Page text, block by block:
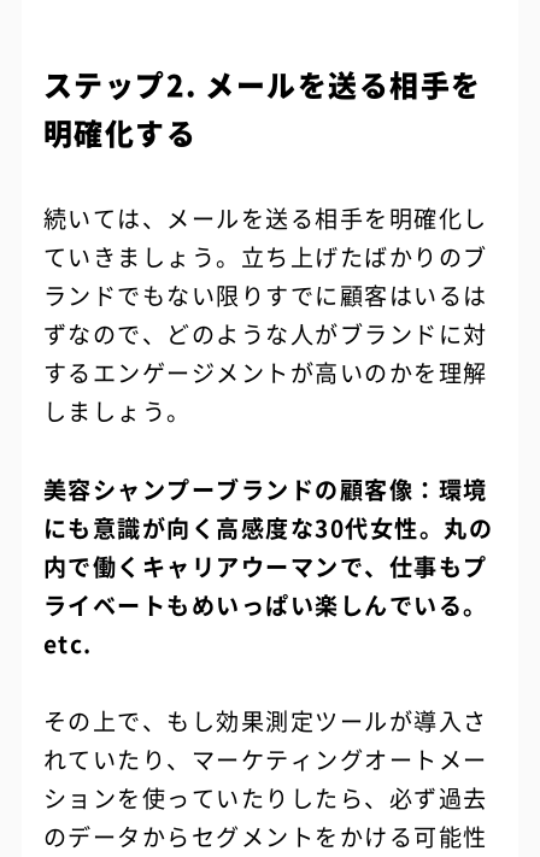
ステップ2. メールを送る相手を
明確化する
続いては、メールを送る相手を明確化し
ていきましょう。立ち上げたばかりのブ
ランドでもない限りすでに顧客はいるは
ずなので、どのような人がブランドに対
するエンゲージメントが高いのかを理解
しましょう。
美容シャンプーブランドの顧客像：環境
にも意識が向く高感度な30代女性。丸の
内で働くキャリアウーマンで、仕事もプ
ライベートもめいっぱい楽しんでいる。
etc.
その上で、もし効果測定ツールが導入さ
れていたり、マーケティングオートメー
ションを使っていたりしたら、必ず過去
のデータからセグメントをかける可能性